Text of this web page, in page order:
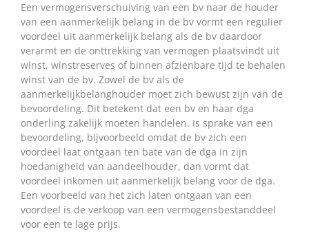
Een vermogensverschuiving van een bv naar de houder
van een aanmerkelijk belang in de bv vormt een regulier
voordeel uit aanmerkelijk belang als de bv daardoor
verarmt en de onttrekking van vermogen plaatsvindt uit
winst, winstreserves of binnen afzienbare tijd te behalen
winst van de bv. Zowel de bv als de
aanmerkelijkbelanghouder moet zich bewust zijn van de
bevoordeling. Dit betekent dat een bv en haar dga
onderling zakelijk moeten handelen. Is sprake van een
bevoordeling, bijvoorbeeld omdat de bv zich een
voordeel laat ontgaan ten bate van de dga in zijn
hoedanigheid van aandeelhouder, dan vormt dat
voordeel inkomen uit aanmerkelijk belang voor de dga.
Een voorbeeld van het zich laten ontgaan van een
voordeel is de verkoop van een vermogensbestanddeel
voor een te lage prijs.